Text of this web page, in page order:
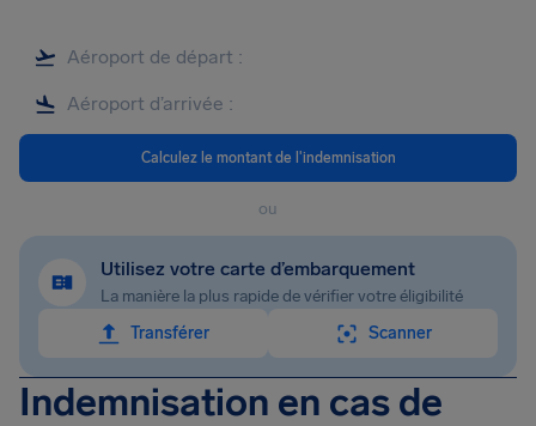
Calculez le montant de l'indemnisation
ou
Utilisez votre carte d’embarquement
La manière la plus rapide de vérifier votre éligibilité
Transférer
Scanner
Indemnisation en cas de